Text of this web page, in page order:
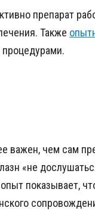
препарат
Также
важен, чем сам
«не
показывает,